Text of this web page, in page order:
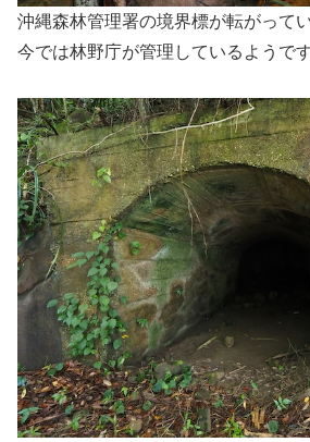
沖縄森林管理署の境界標が転がって
今では林野庁が管理しているようです